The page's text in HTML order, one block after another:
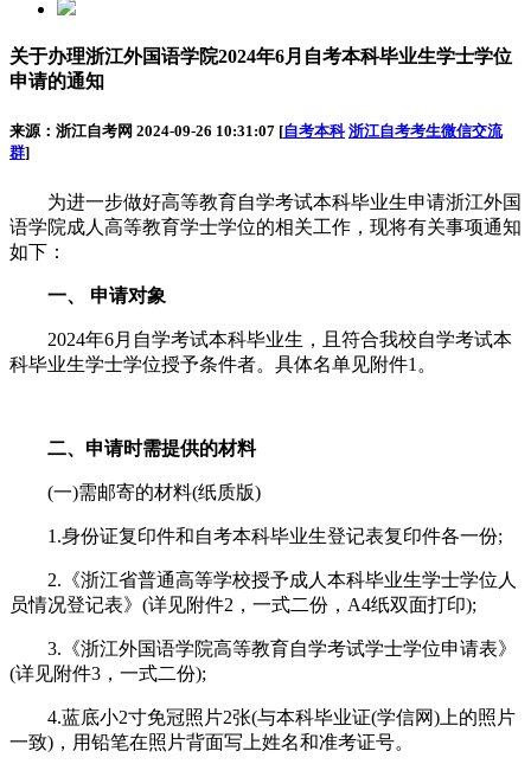
关于办理浙江外国语学院2024年6月自考本科毕业生学士学位
申请的通知
来源：浙江自考网 2024-09-26 10:31:07 [自考本科 浙江自考考生微信交流
群]
为进一步做好高等教育自学考试本科毕业生申请浙江外国
语学院成人高等教育学士学位的相关工作，现将有关事项通知
如下：
一、 申请对象
2024年6月自学考试本科毕业生，且符合我校自学考试本
科毕业生学士学位授予条件者。具体名单见附件1。
二、申请时需提供的材料
(一)需邮寄的材料(纸质版)
1.身份证复印件和自考本科毕业生登记表复印件各一份;
2.《浙江省普通高等学校授予成人本科毕业生学士学位人
员情况登记表》(详见附件2，一式二份，A4纸双面打印);
3.《浙江外国语学院高等教育自学考试学士学位申请表》
(详见附件3，一式二份);
4.蓝底小2寸免冠照片2张(与本科毕业证(学信网)上的照片
一致)，用铅笔在照片背面写上姓名和准考证号。